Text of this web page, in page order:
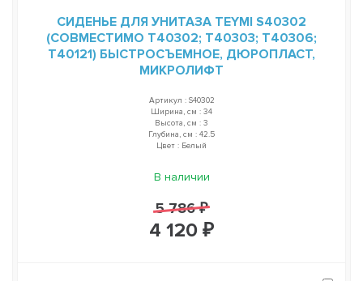
СИДЕНЬЕ ДЛЯ УНИТАЗА TEYMI S40302
(СОВМЕСТИМО T40302; T40303; T40306;
T40121) БЫСТРОСЪЕМНОЕ, ДЮРОПЛАСТ,
МИКРОЛИФТ
Артикул : S40302
Ширина, см : 34
Высота, см : 3
Глубина, см : 42.5
Цвет : Белый
В наличии
5 786 ₽
4 120 ₽